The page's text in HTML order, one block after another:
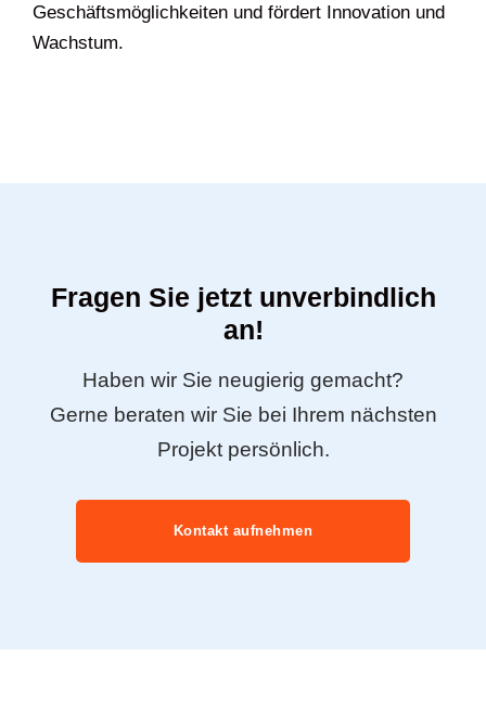
Geschäftsmöglichkeiten und fördert Innovation und
Wachstum.
Fragen Sie jetzt unverbindlich
an!
Haben wir Sie neugierig gemacht?
Gerne beraten wir Sie bei Ihrem nächsten
Projekt persönlich.
Kontakt aufnehmen